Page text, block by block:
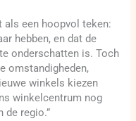
als een hoopvol teken:
hebben, en dat de
onderschatten is. Toch
omstandigheden,
winkels kiezen
winkelcentrum nog
de regio.”